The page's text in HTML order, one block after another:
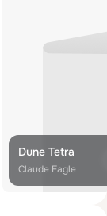
Dune Tetra
Claude Eagle